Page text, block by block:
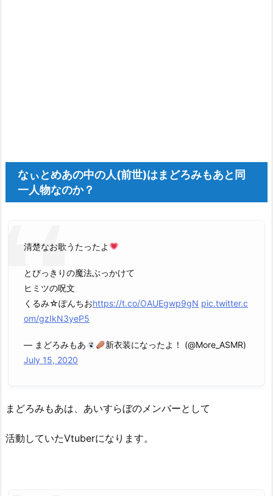
なぃとめあの中の人(前世)はまどろみもあと同
一人物なのか？
清楚なお歌うたったよ
とびっきりの魔法ぶっかけて
ヒミツの呪文
くるみ☆ぽんちおhttps://t.co/OAUEgwp9gN pic.twitter.c
om/gzIkN3yeP5
— まどろみもあ
新衣装になったよ！ (@More_ASMR)
July 15, 2020
まどろみもあは、あいすらぼのメンバーとして
活動していたVtuberになります。